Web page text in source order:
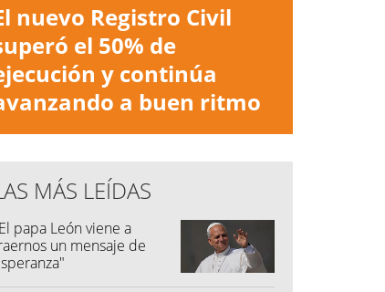
nuevo Registro Civil
el 50% de
y continúa
a buen ritmo
MÁS LEÍDAS
papa León viene a
un mensaje de